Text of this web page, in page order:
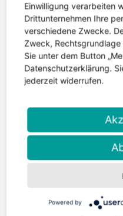
Die neue Ausgabe
Mittelpunkt steht
wenig
Geschwister von
weiterlesen
Einwilligung verarbeiten
Drittunternehmen Ihre
verschiedene Zwecke.
Zweck,
Sie unter dem Button
Datenschutzerklärung.
jederzeit widerrufen.
Powered by